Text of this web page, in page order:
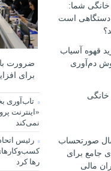
خانگی شما:
دستگاهی است
قهوه آسیاب
دم‌آوری
صورتحساب
جامع برای
مالی
ضرورت
برای
تاب‌آوری
«اینترنت
نمی‌کند
رئیس
کسب‌وکارهای
رها کرد